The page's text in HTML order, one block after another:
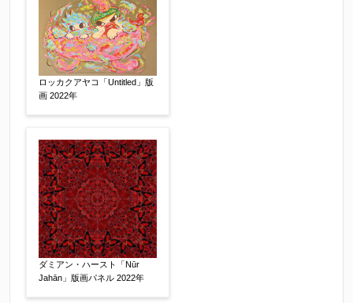
す。（確認画面は表示されません）
同意する 【必須】
↑ 同意頂けましたらチェックを入れてくださ
い。
ロッカクアヤコ「Untitled」版
画 2022年
ダミアン・ハースト「Nūr
Jahān」版画パネル 2022年